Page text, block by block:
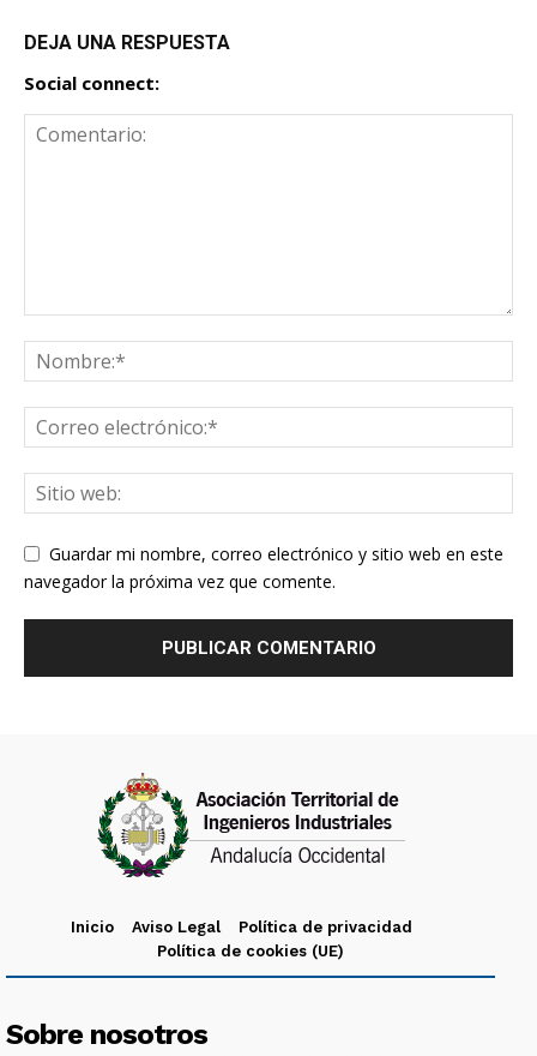
DEJA UNA RESPUESTA
Social connect:
Guardar mi nombre, correo electrónico y sitio web en este
navegador la próxima vez que comente.
Inicio Aviso Legal
Política de privacidad
Política de cookies (UE)
Sobre nosotros